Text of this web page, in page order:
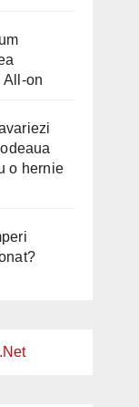
All-on
o hernie